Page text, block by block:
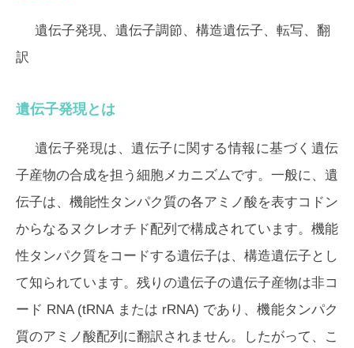
遺伝子発現、遺伝子調節、構造遺伝子、転写、翻
訳
遺伝子発現とは
遺伝子発現は、遺伝子に関する情報に基づく遺伝
子産物の合成を担う細胞メカニズムです。一般に、遺
伝子は、機能性タンパク質の各アミノ酸を表すコドン
からなるヌクレオチド配列で構成されています。機能
性タンパク質をコードする遺伝子は、構造遺伝子とし
て知られています。残りの遺伝子の遺伝子産物は非コ
ード RNA (tRNA または rRNA) であり、機能タンパク
質のアミノ酸配列に翻訳されません。したがって、こ